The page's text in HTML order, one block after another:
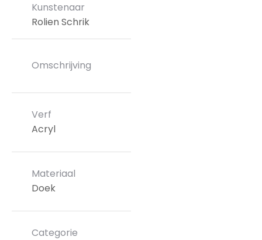
Kunstenaar
Rolien Schrik
Omschrijving
Verf
Acryl
Materiaal
Doek
Categorie